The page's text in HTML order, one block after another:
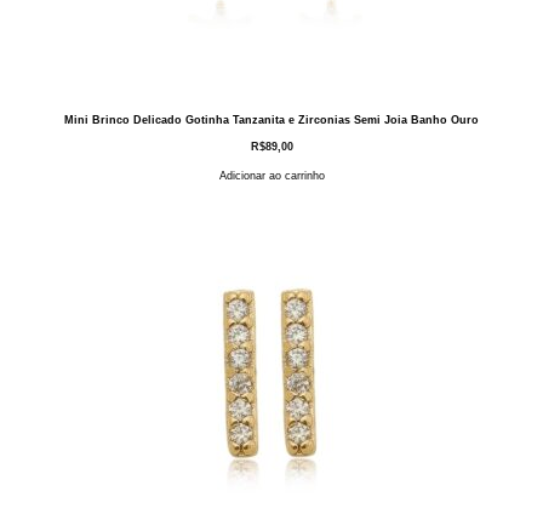
Mini Brinco Delicado Gotinha Tanzanita e Zirconias Semi Joia Banho Ouro
R$89,00
Adicionar ao carrinho